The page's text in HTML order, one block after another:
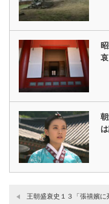
王朝盛衰史１３「張禧嬪に